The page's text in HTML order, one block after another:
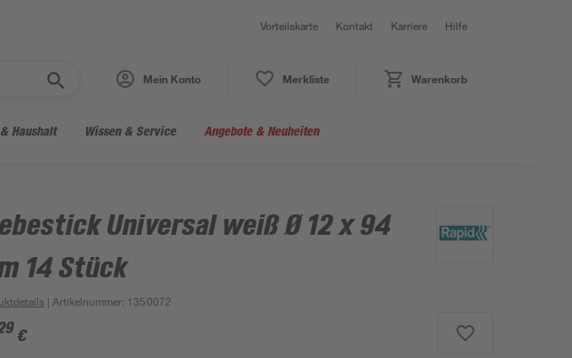
Vorteilskarte Kontakt Karriere Hilfe
Mein Konto Merkliste Warenkorb
Haushalt Wissen & Service Angebote & Neuheiten
Universal weiß Ø 12 x 94
14 Stück
| Artikelnummer: 1350072
€